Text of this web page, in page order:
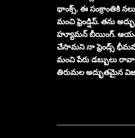
థాంక్స్. ఈ సంక్రాంతికి
మంచి ఫ్రెండ్షిప్. తను
హ్యూమన్ బీయింగ్.
చేసామని నా ఫ్రెండ్స్
మంచి పేరు డబ్బులు
తిరుమల అద్భుతమైన